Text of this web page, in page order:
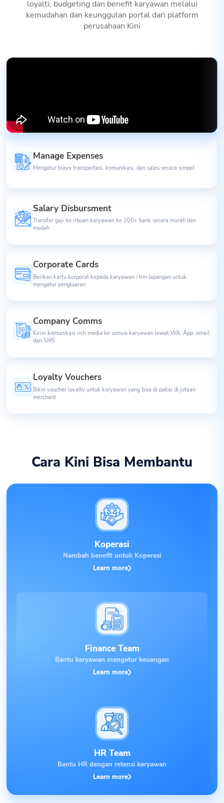
loyalti, budgeting dan benefit karyawan melalui
kemudahan dan keunggulan portal dari platform
perusahaan Kini
Manage Expenses
Mengatur biaya transportasi, komunikasi, dan sales secara simpel
Salary Disbursment
Transfer gaji ke ribuan karyawan ke 200+ bank secara murah dan
mudah
Corporate Cards
Berikan kartu korporat kepada karyawan / tim lapangan untuk
mengatur pengluaran
Company Comms
Kirim komunikasi rich media ke semua karyawan lewat WA, App, email
dan SMS
Loyalty Vouchers
Bikin voucher loyalty untuk karyawan yang bisa di pakai di jutaan
merchant
Cara Kini Bisa Membantu
Koperasi
Nambah benefit untuk Koperasi
Learn more
Finance Team
Bantu karyawan mengatur keuangan
Learn more
HR Team
Bantu HR dengan retensi karyawan
Learn more